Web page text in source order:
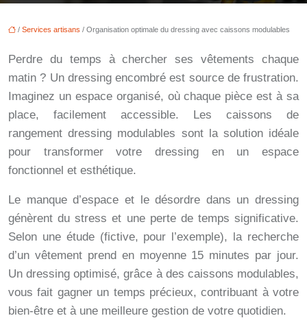
/ Services artisans / Organisation optimale du dressing avec caissons modulables
Perdre du temps à chercher ses vêtements chaque
matin ? Un dressing encombré est source de frustration.
Imaginez un espace organisé, où chaque pièce est à sa
place, facilement accessible. Les caissons de
rangement dressing modulables sont la solution idéale
pour transformer votre dressing en un espace
fonctionnel et esthétique.
Le manque d’espace et le désordre dans un dressing
génèrent du stress et une perte de temps significative.
Selon une étude (fictive, pour l’exemple), la recherche
d’un vêtement prend en moyenne 15 minutes par jour.
Un dressing optimisé, grâce à des caissons modulables,
vous fait gagner un temps précieux, contribuant à votre
bien-être et à une meilleure gestion de votre quotidien.